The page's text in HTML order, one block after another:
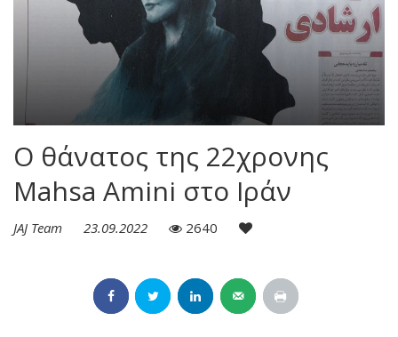
Ο θάνατος της 22χρονης
Mahsa Amini στο Ιράν
JAJ Team 23.09.2022 2640